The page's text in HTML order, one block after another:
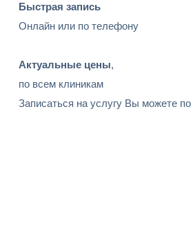
Быстрая запись
Онлайн или по телефону
Актуальные цены,
по всем клиникам
Записаться на услугу Вы можете